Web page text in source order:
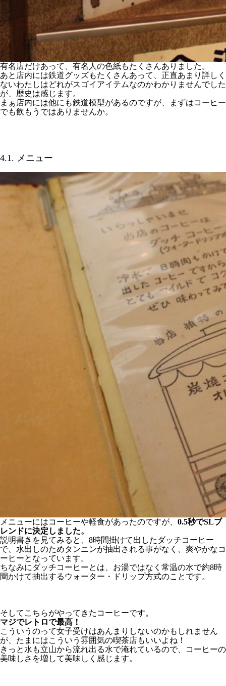
有名店だけあって、有名人の色紙もたくさんありました。
あと店内には鉄道グッズもたくさんあって、正直あまり詳しく
ないわたしはどれがスゴイアイテムなのかわかりませんでした
が、歴史は感じます。
まぁ店内には他にも鉄道模型があるのですが、まずはコーヒー
でも飲もうではありませんか。
4.1. メニュー
メニューにはコーヒーや軽食があったのですが、 0.5秒でSLブ
レンドに決定しました。
説明書きを見てみると、8時間掛けて出したダッチコーヒー
で、水出しのためタンニンが抽出される事がなく、爽やかなコ
ーヒーとなっています。
ちなみにダッチコーヒーとは、お湯ではなく常温の水で約8時
間かけて抽出するウォーター・ドリップ方式のことです。
そしてこちらがやってきたコーヒーです。
マジでレトロで最高！
こういうのって女子受けはあんまりしないのかもしれません
が、たまにはこういう雰囲気の喫茶店もいいよね！
きっと水も立山から流れ出る水で淹れているので、コーヒーの
美味しさを増して美味しく感じます。